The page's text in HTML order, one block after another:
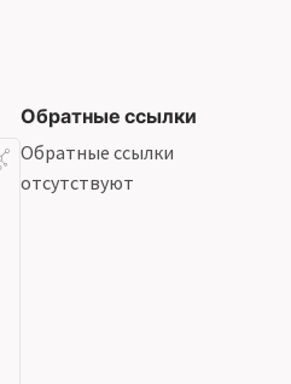
Обратные ссылки
Обратные ссылки
отсутствуют